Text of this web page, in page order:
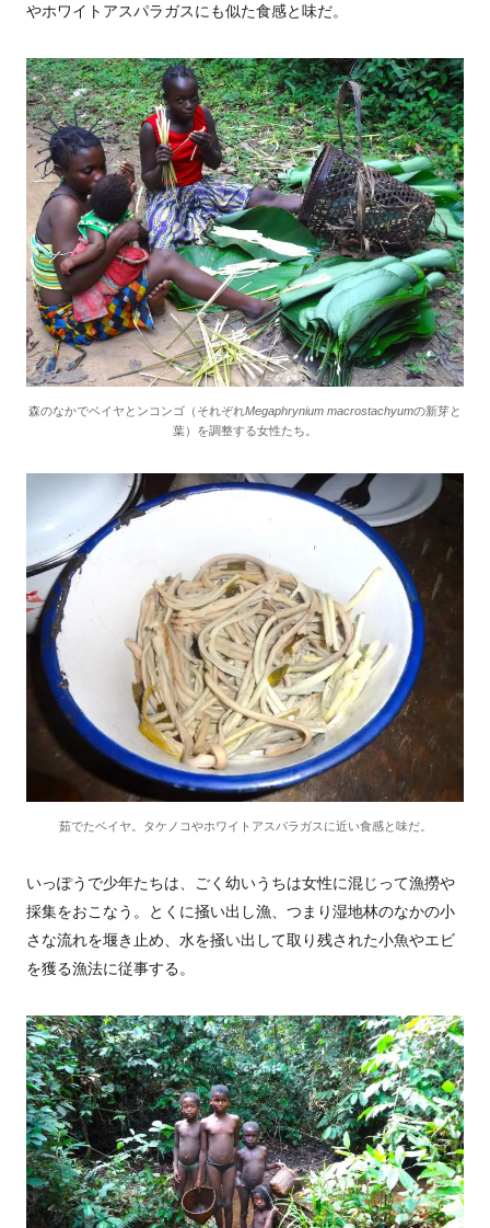
やホワイトアスパラガスにも似た食感と味だ。
森のなかでベイヤとンコンゴ（それぞれMegaphrynium macrostachyumの新芽と
葉）を調整する女性たち。
茹でたベイヤ。タケノコやホワイトアスパラガスに近い食感と味だ。
いっぽうで少年たちは、ごく幼いうちは女性に混じって漁撈や
採集をおこなう。とくに掻い出し漁、つまり湿地林のなかの小
さな流れを堰き止め、水を掻い出して取り残された小魚やエビ
を獲る漁法に従事する。